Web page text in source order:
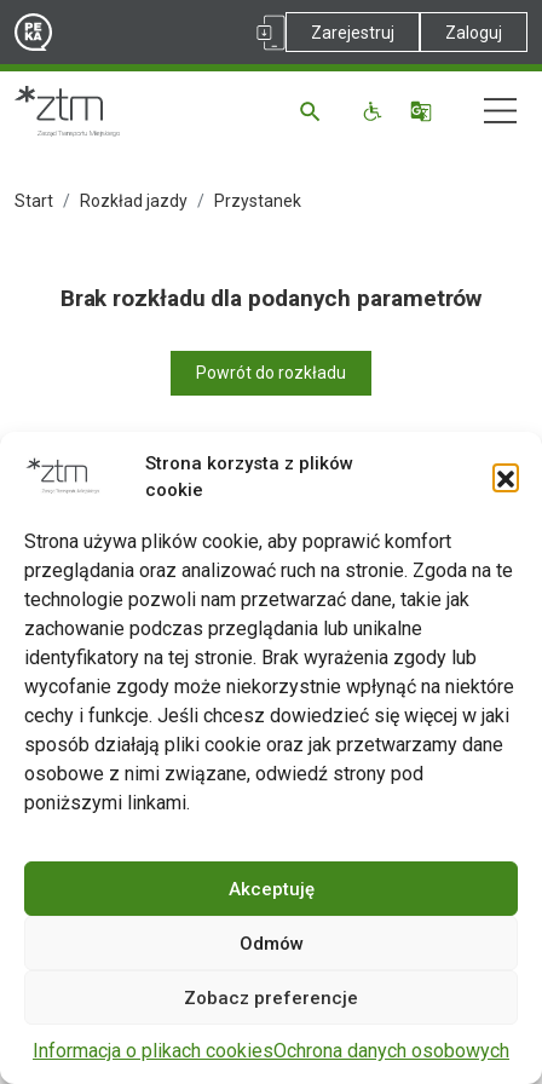
Strona korzysta z plików
cookie
Strona używa plików cookie, aby poprawić komfort
przeglądania oraz analizować ruch na stronie. Zgoda na te
technologie pozwoli nam przetwarzać dane, takie jak
zachowanie podczas przeglądania lub unikalne
identyfikatory na tej stronie. Brak wyrażenia zgody lub
wycofanie zgody może niekorzystnie wpłynąć na niektóre
cechy i funkcje. Jeśli chcesz dowiedzieć się więcej w jaki
sposób działają pliki cookie oraz jak przetwarzamy dane
osobowe z nimi związane, odwiedź strony pod
poniższymi linkami.
Akceptuję
Odmów
Zobacz preferencje
Informacja o plikach cookiesOchrona danych osobowych
Zarejestruj Zaloguj
Start Rozkład jazdy Przystanek
Brak rozkładu dla podanych parametrów
Powrót do rozkładu
Zarząd Transportu Miejskiego w Poznaniu
Napisz do nas
tel. 61 646 33 44
ul. Matejki 59, 60-770 Poznań
zastrzeżone.